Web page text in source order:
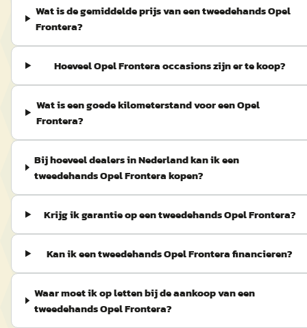
Wat is de gemiddelde prijs van een tweedehands Opel
Frontera?
Hoeveel Opel Frontera occasions zijn er te koop?
Wat is een goede kilometerstand voor een Opel
Frontera?
Bij hoeveel dealers in Nederland kan ik een
tweedehands Opel Frontera kopen?
Krijg ik garantie op een tweedehands Opel Frontera?
Kan ik een tweedehands Opel Frontera financieren?
Waar moet ik op letten bij de aankoop van een
tweedehands Opel Frontera?